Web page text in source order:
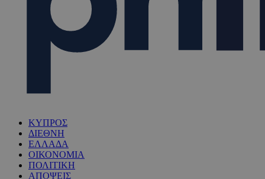
ΚΥΠΡΟΣ
ΔΙΕΘΝΗ
ΕΛΛΑΔΑ
ΟΙΚΟΝΟΜΙΑ
ΠΟΛΙΤΙΚΗ
ΑΠΟΨΕΙΣ